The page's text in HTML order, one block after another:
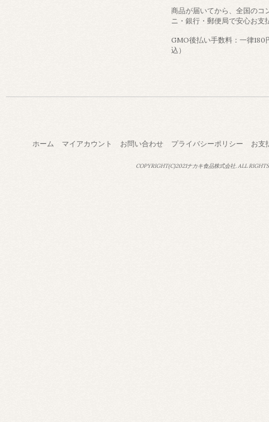
商品が届いてから、全国のコ
ニ・銀行・郵便局で安心お支
GMO後払い手数料：一律180
込）
ホーム マイアカウント お問い合わせ プライバシーポリシー お支
COPYRIGHT(C)2021ナカキ食品株式会社. ALL